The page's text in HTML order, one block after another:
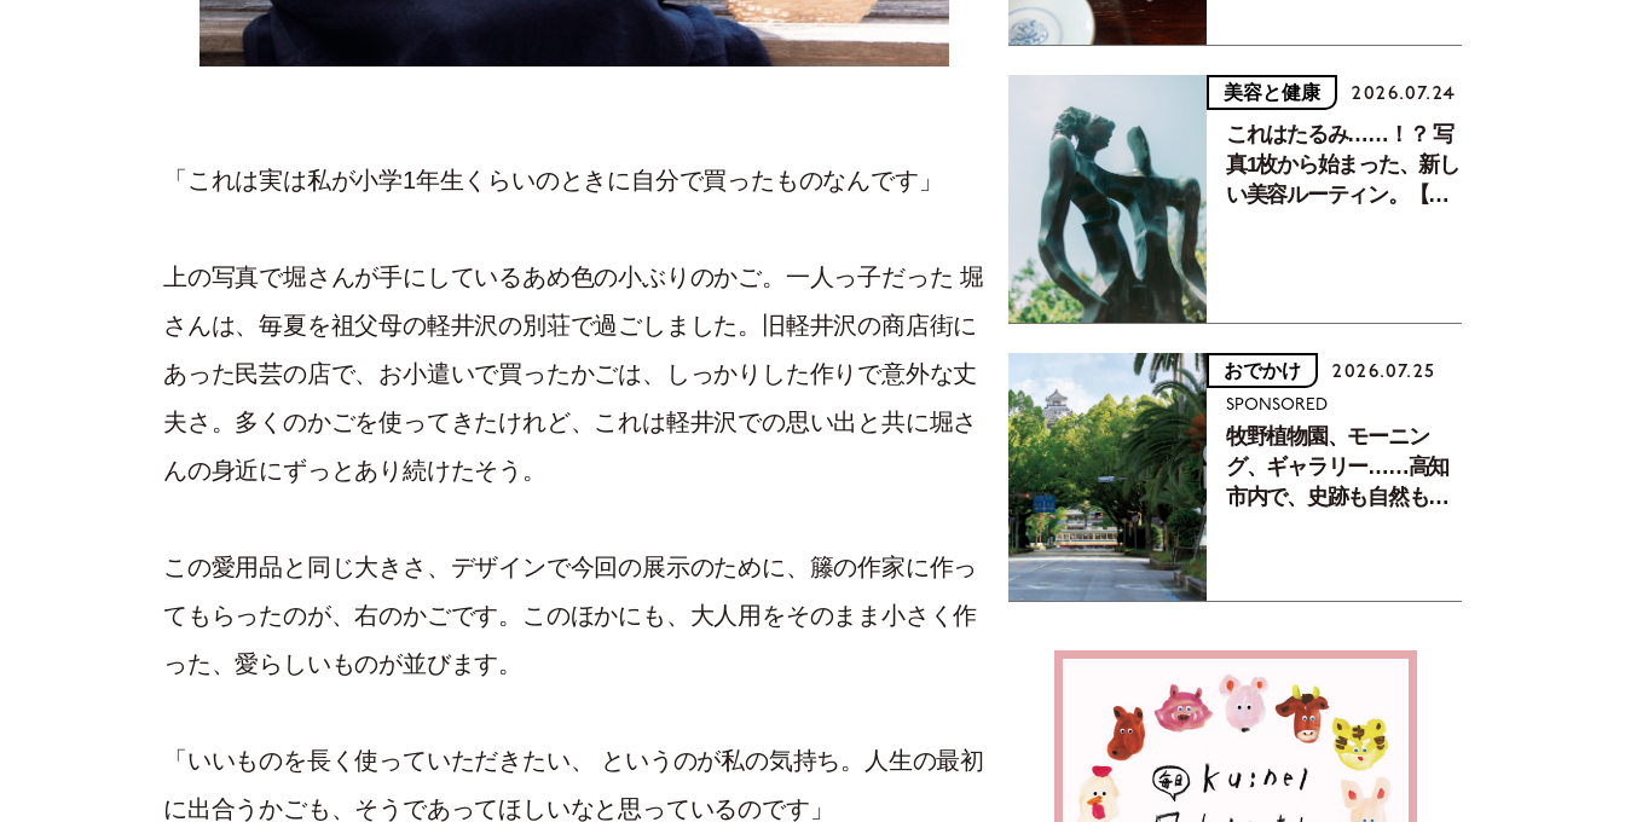
「これは実は私が小学1年生くらいのときに自分で買ったものなんです」
上の写真で堀さんが手にしているあめ色の小ぶりのかご。一人っ子だった 堀
さんは、毎夏を祖父母の軽井沢の別荘で過ごしました。旧軽井沢の商店街に
あった民芸の店で、お小遣いで買ったかごは、しっかりした作りで意外な丈
夫さ。多くのかごを使ってきたけれど、これは軽井沢での思い出と共に堀さ
んの身近にずっとあり続けたそう。
この愛用品と同じ大きさ、デザインで今回の展示のために、籐の作家に作っ
てもらったのが、右のかごです。このほかにも、大人用をそのまま小さく作
った、愛らしいものが並びます。
「いいものを長く使っていただきたい、 というのが私の気持ち。人生の最初
に出合うかごも、そうであってほしいなと思っているのです」
美容と健康 2026.07.24
これはたるみ……！？ 写
真1枚から始まった、新し
い美容ルーティン。【中
おでかけ 2026.07.25
SPONSORED
牧野植物園、モーニン
グ、ギャラリー……高知
市内で、史跡も自然もグ